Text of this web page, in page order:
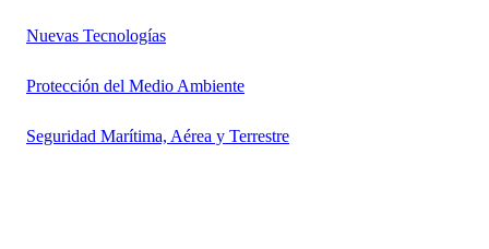
Nuevas Tecnologías
Protección del Medio Ambiente
Seguridad Marítima, Aérea y Terrestre